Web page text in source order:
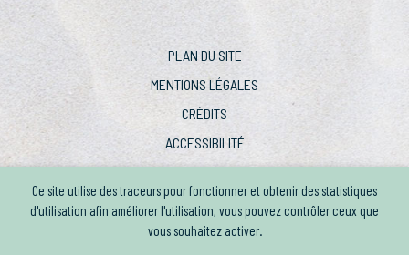
Ce site utilise des traceurs pour fonctionner et obtenir des statistiques
d'utilisation afin améliorer l'utilisation, vous pouvez contrôler ceux que
vous souhaitez activer.
PLAN DU SITE
MENTIONS LÉGALES
CRÉDITS
ACCESSIBILITÉ